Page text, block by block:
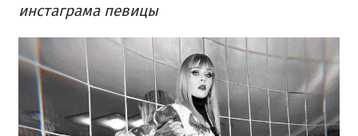
инстаграма певицы